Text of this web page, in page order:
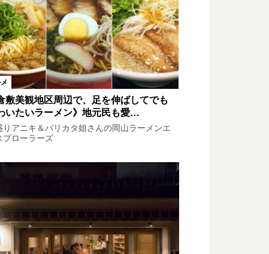
敷美観地区周辺で、足を伸ばしてでも
いたいラーメン》地元民も愛…
りアニキ＆バリカタ姐さんの岡山ラーメンエ
プローラーズ